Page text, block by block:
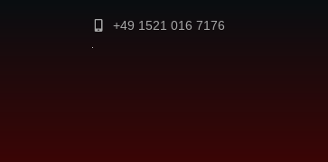
+49 1521 016 7176